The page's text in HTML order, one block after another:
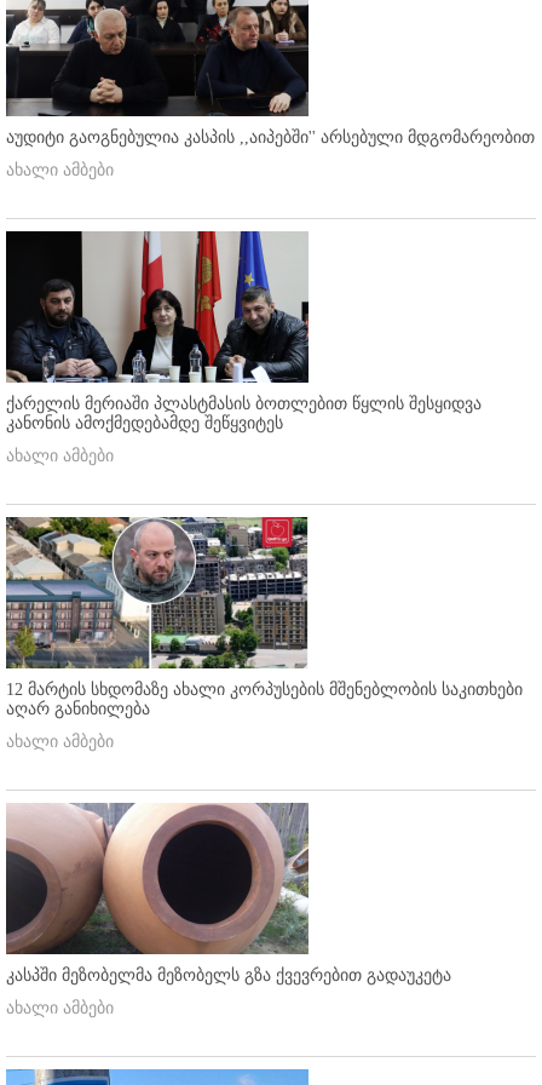
აუდიტი გაოგნებულია კასპის ,,აიპებში'' არსებული მდგომარეობით
ახალი ამბები
ქარელის მერიაში პლასტმასის ბოთლებით წყლის შესყიდვა
კანონის ამოქმედებამდე შეწყვიტეს
ახალი ამბები
12 მარტის სხდომაზე ახალი კორპუსების მშენებლობის საკითხები
აღარ განიხილება
ახალი ამბები
კასპში მეზობელმა მეზობელს გზა ქვევრებით გადაუკეტა
ახალი ამბები